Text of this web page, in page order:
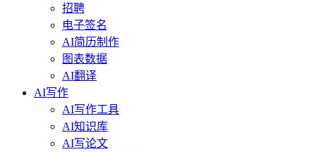
招聘
电子签名
AI简历制作
图表数据
AI翻译
AI写作
AI写作工具
AI知识库
AI写论文